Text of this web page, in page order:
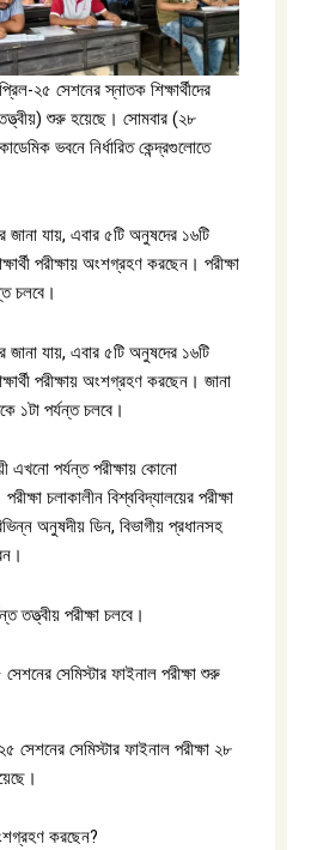
২৫ সেশনের স্নাতক শিক্ষার্থীদের
শুরু হয়েছে। সোমবার (২৮
ভবনে নির্ধারিত কেন্দ্রগুলোতে
জানা যায়, এবার ৫টি অনুষদের ১৬টি
পরীক্ষায় অংশগ্রহণ করছেন। পরীক্ষা
চলবে।
জানা যায়, এবার ৫টি অনুষদের ১৬টি
পরীক্ষায় অংশগ্রহণ করছেন। জানা
১টা পর্যন্ত চলবে।
এখনো পর্যন্ত পরীক্ষায় কোনো
চলাকালীন বিশ্ববিদ্যালয়ের পরীক্ষা
অনুষদীয় ডিন, বিভাগীয় প্রধানসহ
তত্ত্বীয় পরীক্ষা চলবে।
সেমিস্টার ফাইনাল পরীক্ষা শুরু
সেশনের সেমিস্টার ফাইনাল পরীক্ষা ২৮
করছেন?